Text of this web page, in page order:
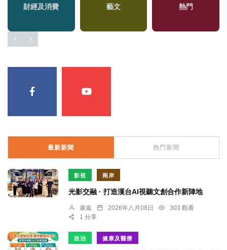
財經及消費 藝文 熱門
最新新聞 熱門新聞
影視 兩岸
光影交融 · 打造漢台AI視聽文創合作新陣地
康嵐 2026年八月08日
303 觀看
1 分享
政治 健康及醫療